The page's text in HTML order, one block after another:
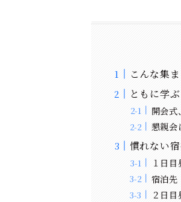
こんな集
ともに学
開会式
懇親会
慣れない
１日
宿泊先
２日